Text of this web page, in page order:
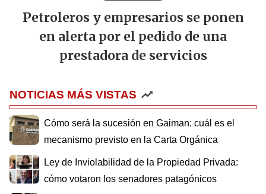
Petroleros y empresarios se ponen
en alerta por el pedido de una
prestadora de servicios
NOTICIAS MÁS VISTAS
Cómo será la sucesión en Gaiman: cuál es el
mecanismo previsto en la Carta Orgánica
Ley de Inviolabilidad de la Propiedad Privada:
cómo votaron los senadores patagónicos